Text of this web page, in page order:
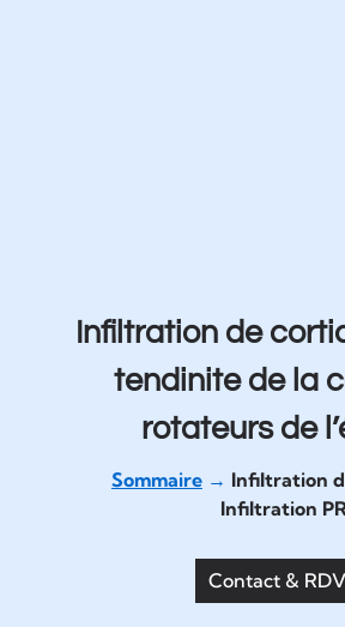
Infiltration de
tendinite de la
rotateurs de
Sommaire→ Infiltration
Infiltration
Contact & RDV